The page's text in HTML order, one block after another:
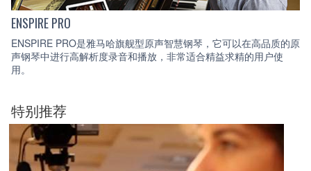
ENSPIRE PRO
ENSPIRE PRO是雅马哈旗舰型原声智慧钢琴，它可以在高品质的原
声钢琴中进行高解析度录音和播放，非常适合精益求精的用户使
用。
特别推荐